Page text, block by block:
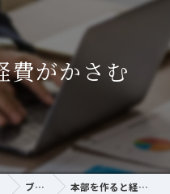
費がかさむ
ブログ 本部を作ると経費がかさむ